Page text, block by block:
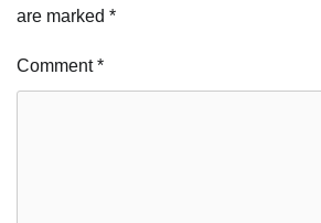
are marked *
Comment*